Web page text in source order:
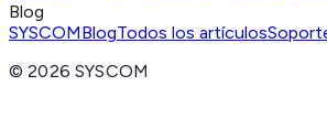
Blog
SYSCOMBlogTodos los artículos
©2026 SYSCOM